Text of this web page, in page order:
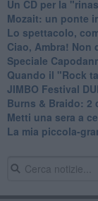
Un CD per la
Mozait: un ponte
Lo spettacolo,
Ciao, Ambra!
Speciale
Quando il "Rock
JIMBO Festival
Burns & Braido: 2
Metti una sera a
La mia piccola-